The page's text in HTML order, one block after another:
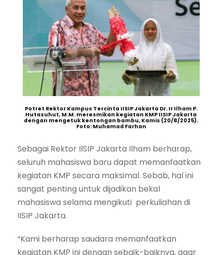
Potret Rektor Kampus Tercinta IISIP Jakarta Dr. Ir Ilham P.
Hutasuhut, M.M. meresmikan kegiatan KMP IISIP Jakarta
dengan mengetuk kentongan bambu, Kamis (20/8/2025).
Foto: Muhamad Farhan
Sebagai Rektor IISIP Jakarta Ilham berharap,
seluruh mahasiswa baru dapat memanfaatkan
kegiatan KMP secara maksimal. Sebab, hal ini
sangat penting untuk dijadikan bekal
mahasiswa selama mengikuti perkuliahan di
IISIP Jakarta.
“Kami berharap saudara memanfaatkan
kegiatan KMP ini dengan sebaik-baiknya, agar